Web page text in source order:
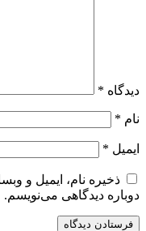
دیدگاه *
نام *
ایمیل *
ذخیره نام، ایمیل و
دوباره دیدگاهی می‌نویسم.